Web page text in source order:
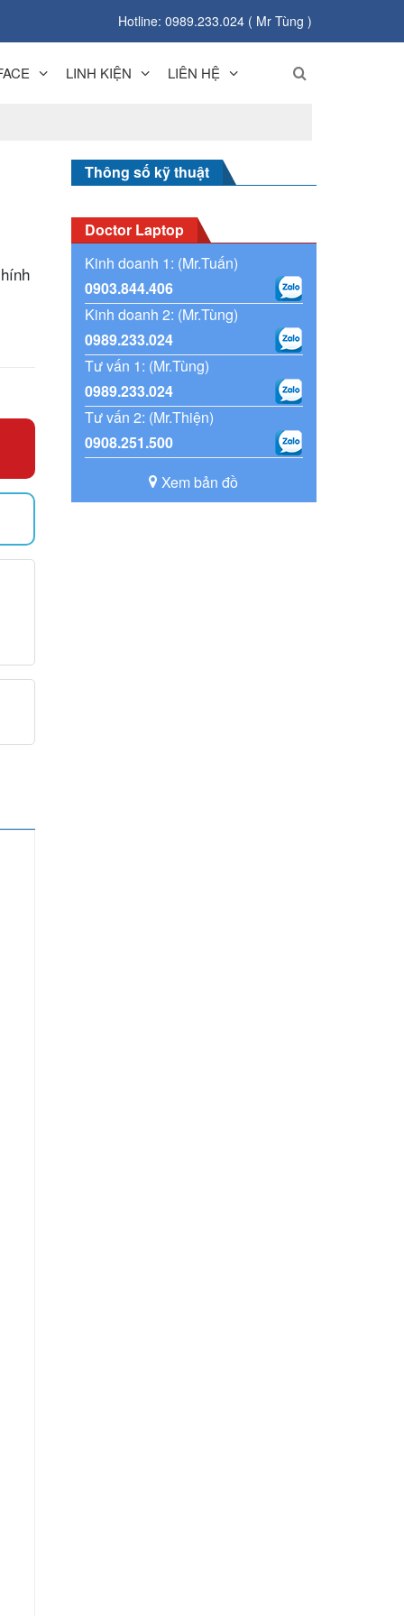
Hotline: 0989.233.024 ( Mr Tùng )
LINH KIỆN LIÊN HỆ
Thông số kỹ thuật
Doctor Laptop
Kinh doanh 1: (Mr.Tuấn)
0903.844.406
Kinh doanh 2: (Mr.Tùng)
0989.233.024
Tư vấn 1: (Mr.Tùng)
0989.233.024
Tư vấn 2: (Mr.Thiện)
0908.251.500
Xem bản đồ